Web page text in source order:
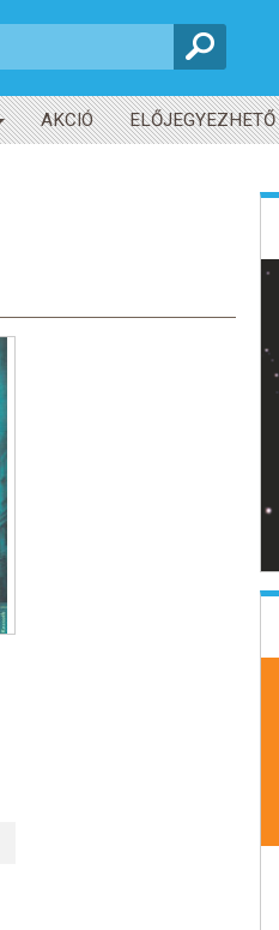
AKCIÓ ELŐJEGYEZHETŐ